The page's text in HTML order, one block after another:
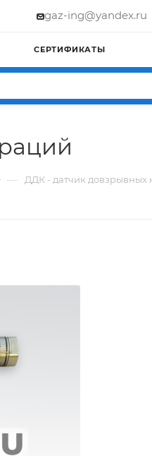
gaz-ing@yandex.ru
СЕРТИФИКАТЫ
— ДДК - датчик довзрывных